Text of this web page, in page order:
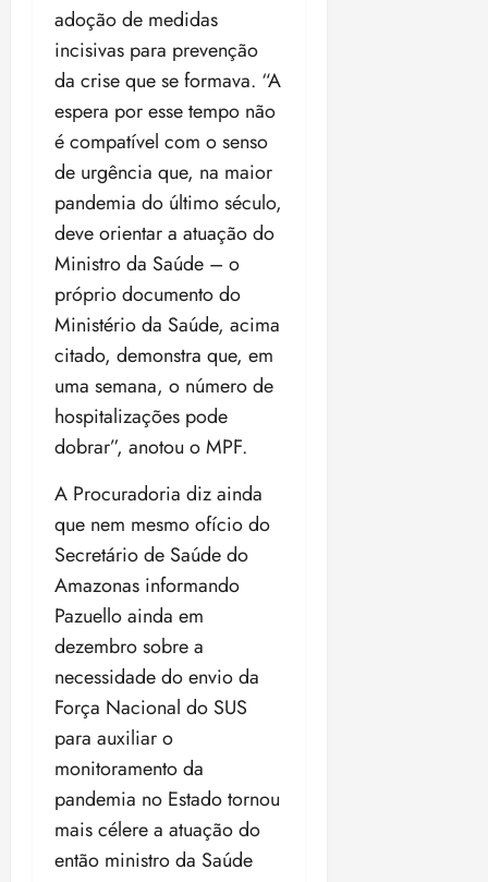
adoção de medidas
incisivas para prevenção
da crise que se formava. “A
espera por esse tempo não
é compatível com o senso
de urgência que, na maior
pandemia do último século,
deve orientar a atuação do
Ministro da Saúde – o
próprio documento do
Ministério da Saúde, acima
citado, demonstra que, em
uma semana, o número de
hospitalizações pode
dobrar”, anotou o MPF.
A Procuradoria diz ainda
que nem mesmo ofício do
Secretário de Saúde do
Amazonas informando
Pazuello ainda em
dezembro sobre a
necessidade do envio da
Força Nacional do SUS
para auxiliar o
monitoramento da
pandemia no Estado tornou
mais célere a atuação do
então ministro da Saúde